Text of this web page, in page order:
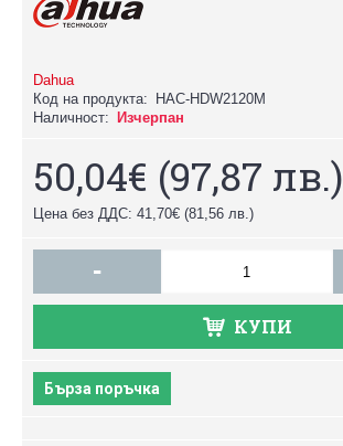
Dahua
Код на продукта:
HAC-HDW2120М
Наличност:
Изчерпан
50,04€ (97,87 лв.)
Цена без ДДС: 41,70€ (81,56 лв.)
-
КУПИ
Бърза поръчка